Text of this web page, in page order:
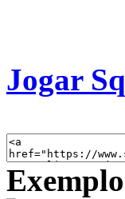
Jogar